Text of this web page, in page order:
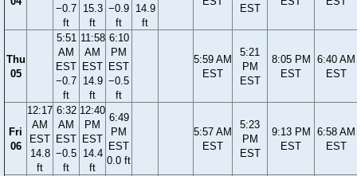
−0.7
ft
15.3
ft
−0.9
ft
14.9
ft
EST
Thu
05
5:51
AM
EST
−0.7
ft
11:58
AM
EST
14.9
ft
6:10
PM
EST
−0.5
ft
5:59 AM
EST
5:21
PM
EST
8:05 PM
EST
6:40 AM
EST
Fri
06
12:17
AM
EST
14.8
ft
6:32
AM
EST
−0.5
ft
12:40
PM
EST
14.4
ft
6:49
PM
EST
0.0 ft
5:57 AM
EST
5:23
PM
EST
9:13 PM
EST
6:58 AM
EST